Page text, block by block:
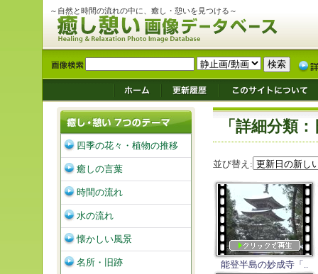
～自然と時間の流れの中に、癒し・憩いを見つける～
「詳細分類
並び替え:
能登半島の妙成寺「..
四季の花々・植物の推移
癒しの言葉
時間の流れ
水の流れ
懐かしい風景
名所・旧跡